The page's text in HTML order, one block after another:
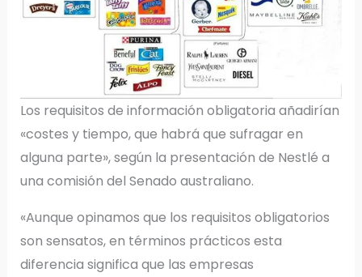
Los requisitos de información obligatoria añadirían
«costes y tiempo, que habrá que sufragar en
alguna parte», según la presentación de Nestlé a
una comisión del Senado australiano.
«Aunque opinamos que los requisitos obligatorios
son sensatos, en términos prácticos esta
diferencia significa que las empresas